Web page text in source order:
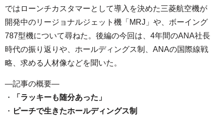
ではローンチカスタマーとして導入を決めた三菱航空機が
開発中のリージョナルジェット機「MRJ」や、ボーイング
787型機について尋ねた。後編の今回は、4年間のANA社長
時代の振り返りや、ホールディングス制、ANAの国際線戦
略、求める人材像などを聞いた。
—記事の概要—
・
「ラッキーも随分あった」
・ ピーチで生きたホールディングス制